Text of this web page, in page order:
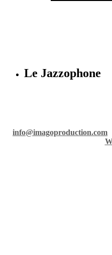
Le Jazzophone
info@imagoproduction.com